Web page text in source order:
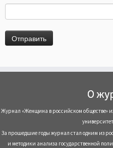
О
Журнал «Женщина в российском обществе»
За прошедшие годы журнал стал одним из
и методики анализа государственной